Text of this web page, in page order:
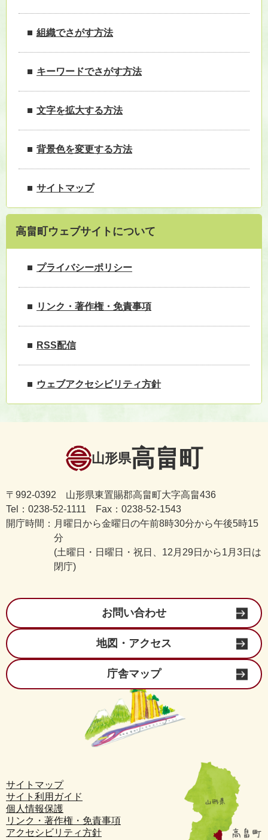
組織でさがす方法
キーワードでさがす方法
文字を拡大する方法
背景色を変更する方法
サイトマップ
高畠町ウェブサイトについて
プライバシーポリシー
リンク・著作権・免責事項
RSS配信
ウェブアクセシビリティ方針
山形県高畠町
〒992-0392 山形県東置賜郡高畠町大字高畠436
Tel：0238-52-1111 Fax：0238-52-1543
開庁時間： 月曜日から金曜日の午前8時30分から午後5時15
分
(土曜日・日曜日・祝日、12月29日から1月3日は
閉庁)
お問い合わせ
地図・アクセス
庁舎マップ
サイトマップ
サイト利用ガイド
個人情報保護
リンク・著作権・免責事項
アクセシビリティ方針